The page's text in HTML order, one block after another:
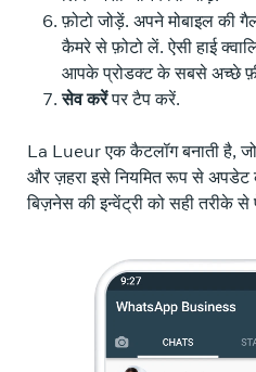
फ़ोटो जोड़ें. अपने मोबाइल की
कैमरे से फ़ोटो लें. ऐसी हाई
आपके प्रोडक्ट के सबसे अच्छे
सेव करेंपर टैप करें.
La Lueur एक कैटलॉग बनाती है,
और ज़हरा इसे नियमित रूप से अपडेट
बिज़नेस की इन्वेंट्री को सही तरीके